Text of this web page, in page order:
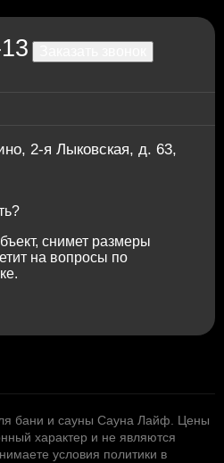
2-я Лыковская, д. 63,
снимет размеры
на вопросы по
бани и сауны Сауна Лайф. Цены
характер и не являются
условия политики в